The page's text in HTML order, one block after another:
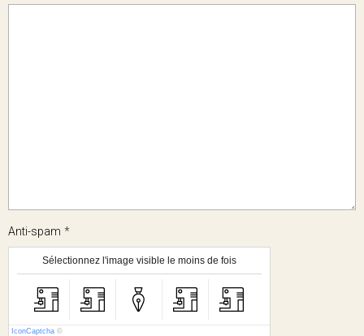
Anti-spam
Sélectionnez l'image visible le moins de fois
IconCaptcha ©